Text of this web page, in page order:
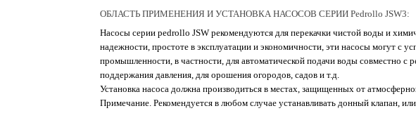
ОБЛАСТЬ ПРИМЕНЕНИЯ И УСТАНОВКА НАСОСОВ СЕРИИ Pedrollo JSW3:
Насосы серии pedrollo JSW рекомендуются для перекачки чистой воды и
надежности, простоте в эксплуатации и экономичности, эти насосы могут с
промышленности, в частности, для автоматической подачи воды совместно с
поддержания давления, для орошения огородов, садов и т.д.
Установка насоса должна производиться в местах, защищенных от
Примечание. Рекомендуется в любом случае устанавливать донный клапан,